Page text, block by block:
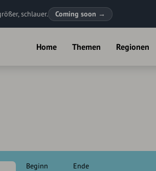
schlauer. Coming soon →
Home Themen Regionen
Beginn Ende